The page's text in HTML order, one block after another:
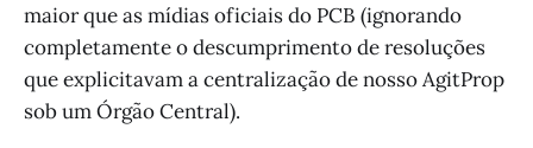
maior que as mídias oficiais do PCB (ignorando
completamente o descumprimento de resoluções
que explicitavam a centralização de nosso AgitProp
sob um Órgão Central).